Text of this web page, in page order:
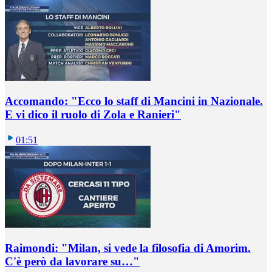
Accomando: "Ecco lo staff di Mancini in Nazionale.
E vi dico il ruolo di Zola e Ranieri"
01:51
Raimondi: "Milan, si vede la filosofia di Amorim.
C'è però da lavorare su…"